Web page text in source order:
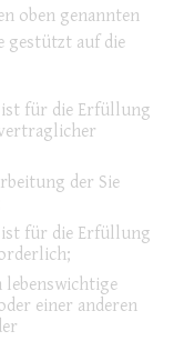
oben genannten
gestützt auf die
ist für die Erfüllung
der Sie
ist für die Erfüllung
einer anderen